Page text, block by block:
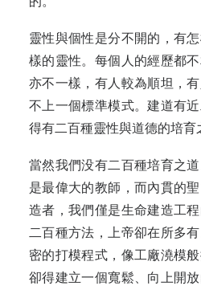
靈性與個性是分不開的，有
樣的靈性。每個人的經歷都
亦不一樣，有人較為順坦，
不上一個標準模式。建道有
得有二百種靈性與道德的培育
當然我們没有二百種培育之
是最偉大的教師，而內貫的
造者，我們僅是生命建造工
二百種方法，上帝卻在所多
密的打模程式，像工廠澆模
卻得建立一個寬鬆、向上開